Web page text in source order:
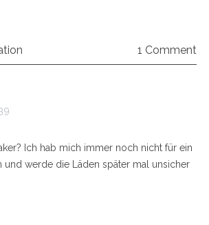
1 Comment
Ich hab mich immer noch nicht für ein
und werde die Läden später mal unsicher